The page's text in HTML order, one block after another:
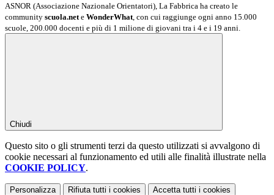
ASNOR (Associazione Nazionale Orientatori), La Fabbrica ha creato le
community scuola.net e WonderWhat , con cui raggiunge ogni anno 15.000
scuole, 200.000 docenti e più di 1 milione di giovani tra i 4 e i 19 anni.
Chiudi
Questo sito o gli strumenti terzi da questo utilizzati si avvalgono di
cookie necessari al funzionamento ed utili alle finalità illustrate nella
COOKIE POLICY.
Personalizza Rifiuta tutti i cookies Accetta tutti i cookies